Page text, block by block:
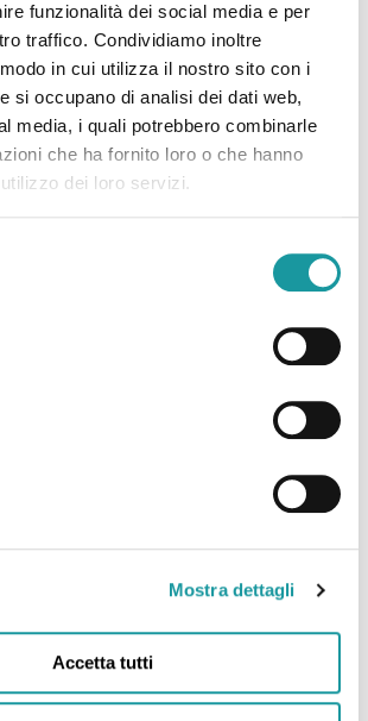
funzionalità dei social media e per
traffico. Condividiamo inoltre
in cui utilizza il nostro sito con i
si occupano di analisi dei dati web,
media, i quali potrebbero combinarle
che ha fornito loro o che hanno
dei loro servizi.
Mostra dettagli
Accetta tutti
Filippini Floppy è morto. Addio